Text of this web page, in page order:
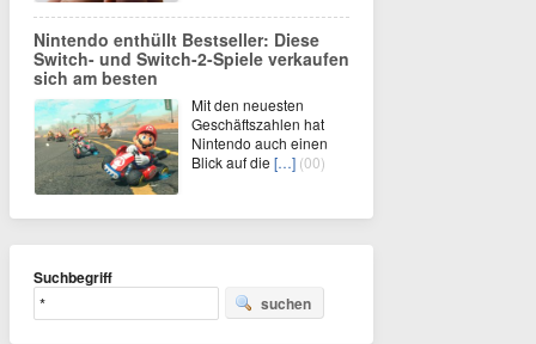
Nintendo enthüllt Bestseller: Diese
Switch- und Switch-2-Spiele verkaufen
sich am besten
Mit den neuesten
Geschäftszahlen hat
Nintendo auch einen
Blick auf die […] (00)
Suchbegriff
suchen